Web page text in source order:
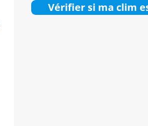
Vérifier si ma clim